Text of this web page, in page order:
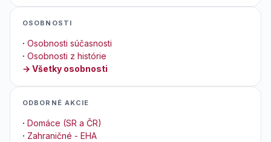
OSOBNOSTI
· Osobnosti súčasnosti
· Osobnosti z histórie
→ Všetky osobnosti
ODBORNÉ AKCIE
· Domáce (SR a ČR)
· Zahraničné - EHA